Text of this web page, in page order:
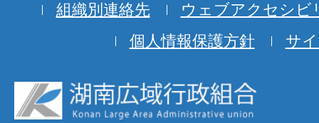
組織別連絡先
ウェブアクセシビ
個人情報保護方針
サ